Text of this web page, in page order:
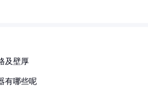
及壁厚
有哪些呢